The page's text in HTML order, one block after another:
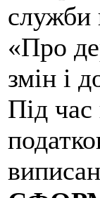
служби
«Про
змін і
Під